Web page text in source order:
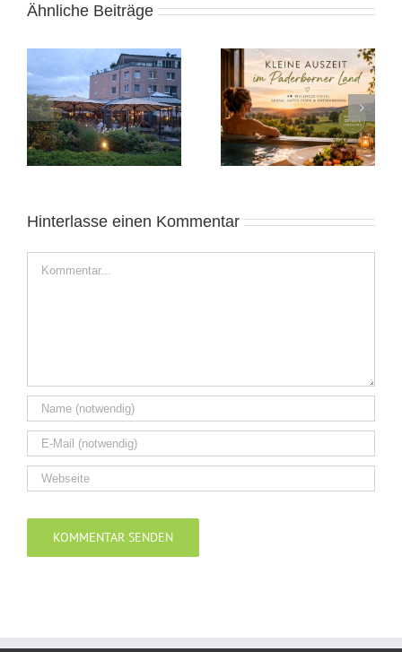
Ähnliche Beiträge
Kleine Auszeit in
Ostwestfalen
Alicante November
2025: Sonnige Auszeit
Hinterlasse einen Kommentar
Kommentar